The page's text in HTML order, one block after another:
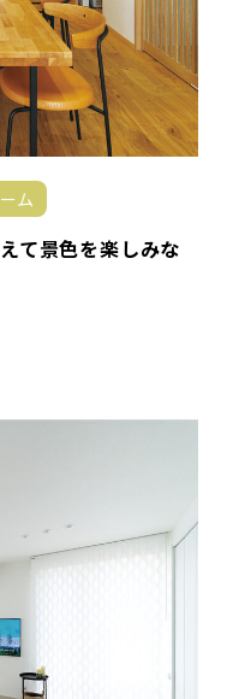
ム
て景色を楽しみな